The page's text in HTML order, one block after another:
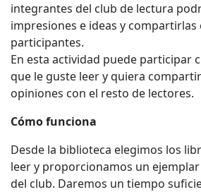
integrantes del club de lectura
impresiones e ideas y compartirlas
participantes.
En esta actividad puede participar
que le guste leer y quiera
opiniones con el resto de lectores.
Cómo funciona
Desde la biblioteca elegimos los
leer y proporcionamos un
del club. Daremos un tiempo